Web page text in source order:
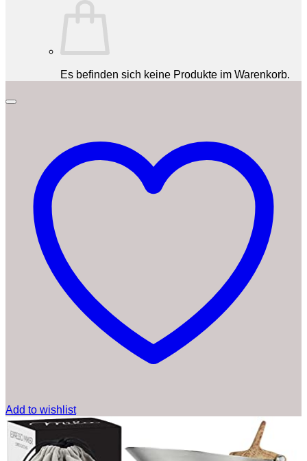
Es befinden sich keine Produkte im Warenkorb.
Add to wishlist